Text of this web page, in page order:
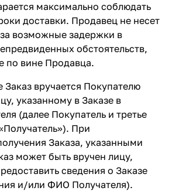
максимально соблюдать
доставки. Продавец не несет
за возможные задержки в
обстоятельств,
по вине Продавца.
Заказ вручается Покупателю
указанному в Заказе в
(далее Покупатель и третье
При
Заказа, указанными
может быть вручен лицу,
сведения о Заказе
и/или ФИО Получателя).